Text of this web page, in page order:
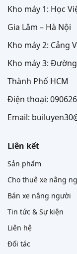
Kho máy 1: Học
Gia Lâm – Hà Nội
Kho máy 2: Cảng
Kho máy 3:
Thành Phố HCM
Điện thoại:
Email:
Liên kết
Sản phẩm
Cho thuê xe nâng
Bán xe nâng người
Tin tức & Sự kiện
Liên hệ
Đối tác